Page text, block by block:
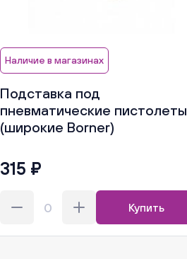
Наличие в магазинах
Подставка под
пневматические пистолеты
(широкие Borner)
315 ₽
Купить